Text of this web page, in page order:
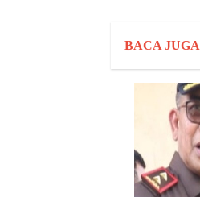
BACA JUGA